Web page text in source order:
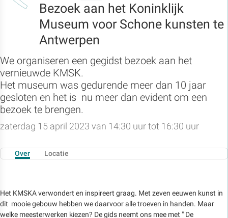
Bezoek aan het Koninklijk
Museum voor Schone kunsten te
Antwerpen
We organiseren een gegidst bezoek aan het
vernieuwde KMSK.
Het museum was gedurende meer dan 10 jaar
gesloten en het is nu meer dan evident om een
bezoek te brengen.
zaterdag 15 april 2023 van 14:30 uur tot 16:30 uur
Over Locatie
Het KMSKA verwondert en inspireert graag. Met zeven eeuwen kunst in
dit mooie gebouw hebben we daarvoor alle troeven in handen. Maar
welke meesterwerken kiezen? De gids neemt ons mee met " De